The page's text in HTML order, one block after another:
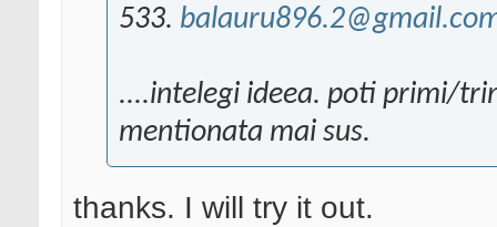
533.
....intelegi ideea. poti primi/
mentionata mai sus.
thanks. I will try it out.